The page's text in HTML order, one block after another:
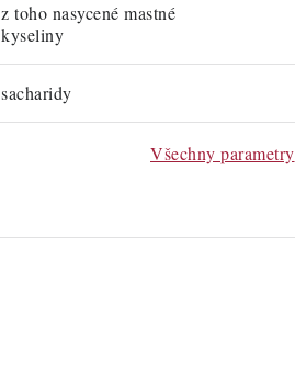
z toho nasycené mastné
kyseliny
sacharidy
Všechny parametry